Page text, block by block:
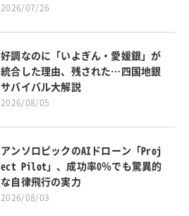
2026/07/26
好調なのに「いよぎん・愛媛銀」が
統合した理由、残された…四国地銀
サバイバル大解説
2026/08/05
アンソロピックのAIドローン「Proj
ect Pilot」、成功率0％でも驚異的
な自律飛行の実力
2026/08/03